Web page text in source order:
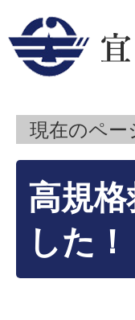
現在のペー
高規
した！